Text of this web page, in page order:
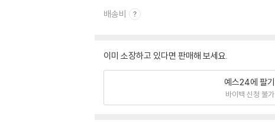
배송비
이미 소장하고 있다면 판매해 보세요.
예스24에 팔기
바이백 신청 불가